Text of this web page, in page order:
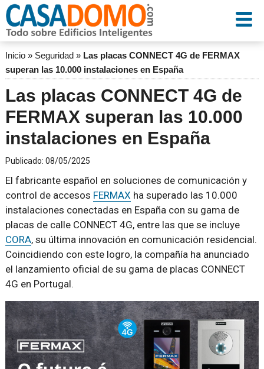
Inicio» Seguridad» Las placas CONNECT 4G de FERMAX
superan las 10.000 instalaciones en España
Las placas CONNECT 4G de
FERMAX superan las 10.000
instalaciones en España
Publicado: 08/05/2025
El fabricante español en soluciones de comunicación y
control de accesos FERMAX ha superado las 10.000
instalaciones conectadas en España con su gama de
placas de calle CONNECT 4G, entre las que se incluye
CORA, su última innovación en comunicación residencial.
Coincidiendo con este logro, la compañía ha anunciado
el lanzamiento oficial de su gama de placas CONNECT
4G en Portugal.